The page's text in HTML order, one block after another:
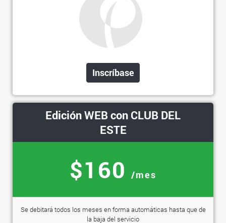
Inscríbase
Edición WEB con CLUB DEL
ESTE
$160 /mes
Se debitará todos los meses en forma automáticas hasta que de
la baja del servicio